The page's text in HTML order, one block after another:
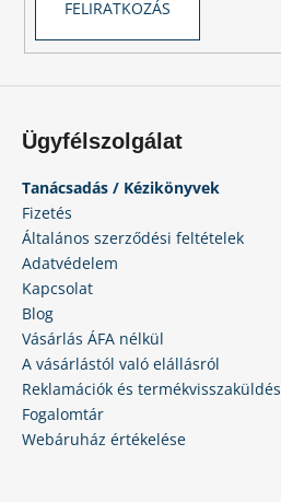
FELIRATKOZÁS
Ügyfélszolgálat
Tanácsadás / Kézikönyvek
Fizetés
Általános szerződési feltételek
Adatvédelem
Kapcsolat
Blog
Vásárlás ÁFA nélkül
A vásárlástól való elállásról
Reklamációk és termékvisszaküldés
Fogalomtár
Webáruház értékelése